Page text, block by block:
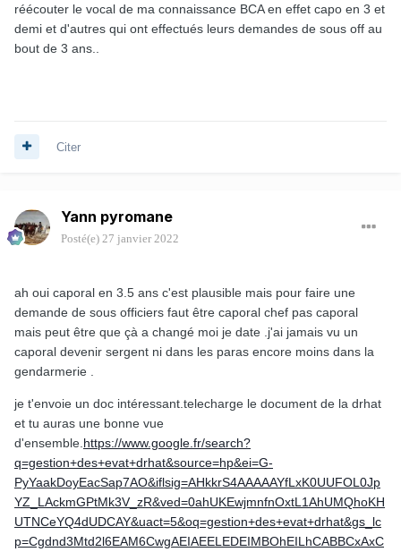
réécouter le vocal de ma connaissance BCA en effet capo en 3 et
demi et d'autres qui ont effectués leurs demandes de sous off au
bout de 3 ans..
Citer
Yann pyromane
Posté(e) 27 janvier 2022
ah oui caporal en 3.5 ans c'est plausible mais pour faire une
demande de sous officiers faut être caporal chef pas caporal
mais peut être que çà a changé moi je date .j'ai jamais vu un
caporal devenir sergent ni dans les paras encore moins dans la
gendarmerie .
je t'envoie un doc intéressant.telecharge le document de la drhat
et tu auras une bonne vue
d'ensemble. https://www.google.fr/search?
q=gestion+des+evat+drhat&source=hp&ei=G-
PyYaakDoyEacSap7AO&iflsig=AHkkrS4AAAAAYfLxK0UUFOL0Jp
YZ_LAckmGPtMk3V_zR&ved=0ahUKEwjmnfnOxtL1AhUMQhoKH
UTNCeYQ4dUDCAY&uact=5&oq=gestion+des+evat+drhat&gs_lc
p=Cgdnd3Mtd2l6EAM6CwgAEIAEELEDEIMBOhEILhCABBCxAxC